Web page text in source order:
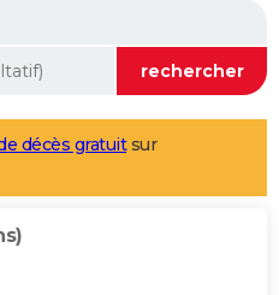
décès gratuitsur